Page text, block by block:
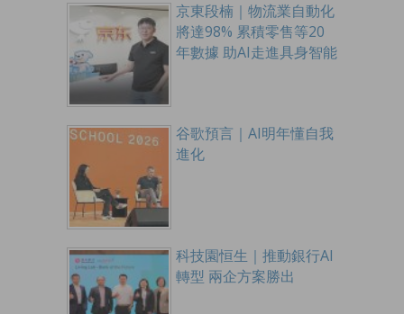
京東段楠｜物流業自動化
將達98% 累積零售等20
年數據 助AI走進具身智能
谷歌預言｜AI明年懂自我
進化
科技園恒生｜推動銀行AI
轉型 兩企方案勝出